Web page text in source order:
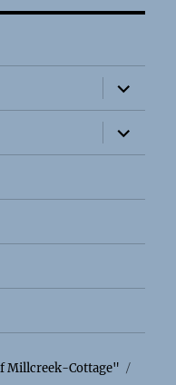
öffnen
öffnen
Millcreek-Cottage"